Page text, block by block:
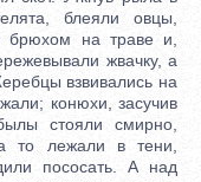
блеяли овцы,
брюхом на траве и,
жвачку, а
взвивались на
конюхи, засучив
стояли смирно,
то лежали в тени,
пососать. А над